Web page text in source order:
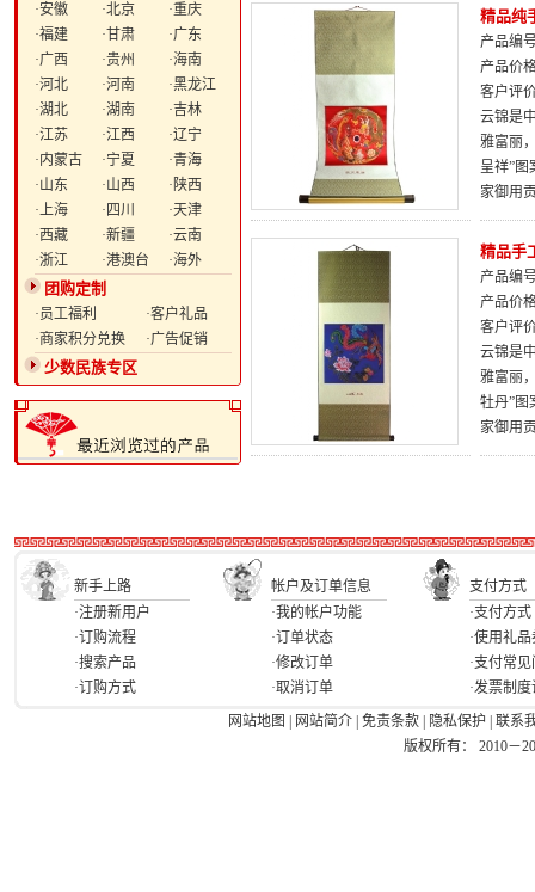
·安徽 ·北京
·重庆
·福建
·甘肃
·广东
·广西
·贵州
·海南
·河北
·河南
·黑龙江
·湖北
·湖南
·吉林
·江苏
·江西
·辽宁
·内蒙古
·宁夏
·青海
·山东
·山西
·陕西
·上海
·四川
·天津
·西藏
·新疆
·云南
·浙江
·港澳台 ·海外
团购定制
·员工福利
·客户礼品
·商家积分兑换
·广告促销
少数民族专区
精品纯
产品编
产品价
客户评
云锦是
雅富丽
呈祥”
家御用
精品手
产品编
产品价
客户评
云锦是
雅富丽
牡丹”图
家御用
新手上路 帐户及订单信息
支付方式
·注册新用户
·订购流程
·搜索产品
·订购方式
·我的帐户功能
·订单状态
·修改订单
·取消订单
·支付方式
·使用礼品
·支付常
·发票制
网站地图
网站简介 免责条款 隐私保护
联系
版权所有： 2010－